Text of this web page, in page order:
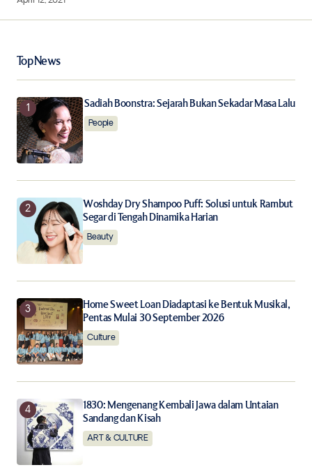
Your Name
Your E-mail*
Save my name, email, and website in this browser for
the next time I comment.
Notify me of new posts by email.
Submit Comment
Top News
Sadiah Boonstra: Sejarah Bukan Sekadar Masa Lalu
People
Woshday Dry Shampoo Puff: Solusi untuk Rambut
Segar di Tengah Dinamika Harian
Beauty
Home Sweet Loan Diadaptasi ke Bentuk Musikal,
Pentas Mulai 30 September 2026
Culture
1830: Mengenang Kembali Jawa dalam Untaian
Sandang dan Kisah
ART & CULTURE